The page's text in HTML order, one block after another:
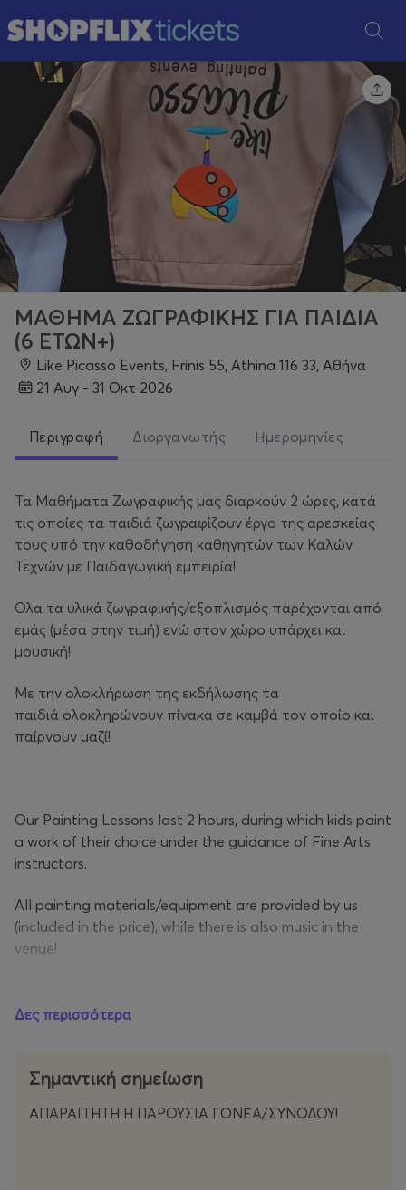
ΜΑΘΗΜΑ ΖΩΓΡΑΦΙΚΗΣ ΓΙΑ ΠΑΙΔΙΑ
(6 ΕΤΩΝ+)
Like Picasso Events, Frinis 55, Athina 116 33, Αθήνα
21 Αυγ - 31 Οκτ 2026
Περιγραφή Διοργανωτής Ημερομηνίες
Τα Μαθήματα Ζωγραφικής μας διαρκούν 2 ώρες, κατά
τις οποίες τα παιδιά ζωγραφίζουν έργο της αρεσκείας
τους υπό την καθοδήγηση καθηγητών των Καλών
Τεχνών με Παιδαγωγική εμπειρία!
Όλα τα υλικά ζωγραφικής/εξοπλισμός παρέχονται από
εμάς (μέσα στην τιμή) ενώ στον χώρο υπάρχει και
μουσική!
Με την ολοκλήρωση της εκδήλωσης τα
παιδιά ολοκληρώνουν πίνακα σε καμβά τον οποίο και
παίρνουν μαζί!
Our Painting Lessons last 2 hours, during which kids paint
a work of their choice under the guidance of Fine Arts
instructors.
All painting materials/equipment are provided by us
(included in the price), while there is also music in the
venue!
painting on canvas with them!
Δες περισσότερα
Σημαντική σημείωση
ΑΠΑΡΑΙΤΗΤΗ Η ΠΑΡΟΥΣΙΑ ΓΟΝΕΑ/ΣΥΝΟΔΟΥ!